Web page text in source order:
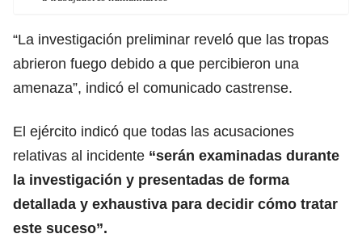
“La investigación preliminar reveló que las tropas
abrieron fuego debido a que percibieron una
amenaza”, indicó el comunicado castrense.
El ejército indicó que todas las acusaciones
relativas al incidente “serán examinadas durante
la investigación y presentadas de forma
detallada y exhaustiva para decidir cómo tratar
este suceso”.